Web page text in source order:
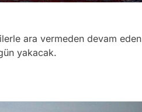
ara vermeden devam eden
yakacak.